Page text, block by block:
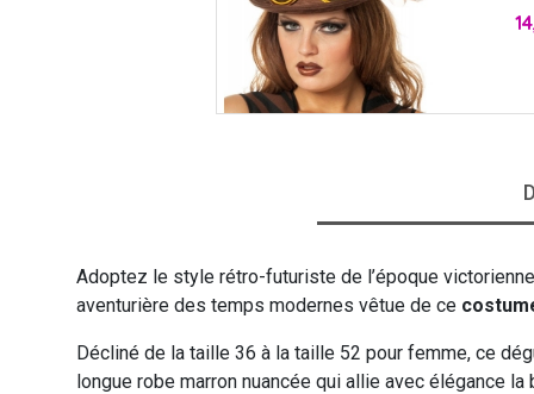
WESTERN
Prix
Adoptez le style rétro-futuriste de l’époque
aventurière des temps modernes vêtue de ce
Décliné de la taille 36 à la taille 52 pour femme, ce
longue robe marron nuancée qui allie avec élégance